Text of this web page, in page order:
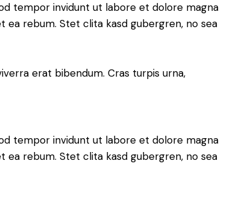
tempor invidunt ut labore et dolore magna
ea rebum. Stet clita kasd gubergren, no sea
erat bibendum. Cras turpis urna,
tempor invidunt ut labore et dolore magna
ea rebum. Stet clita kasd gubergren, no sea